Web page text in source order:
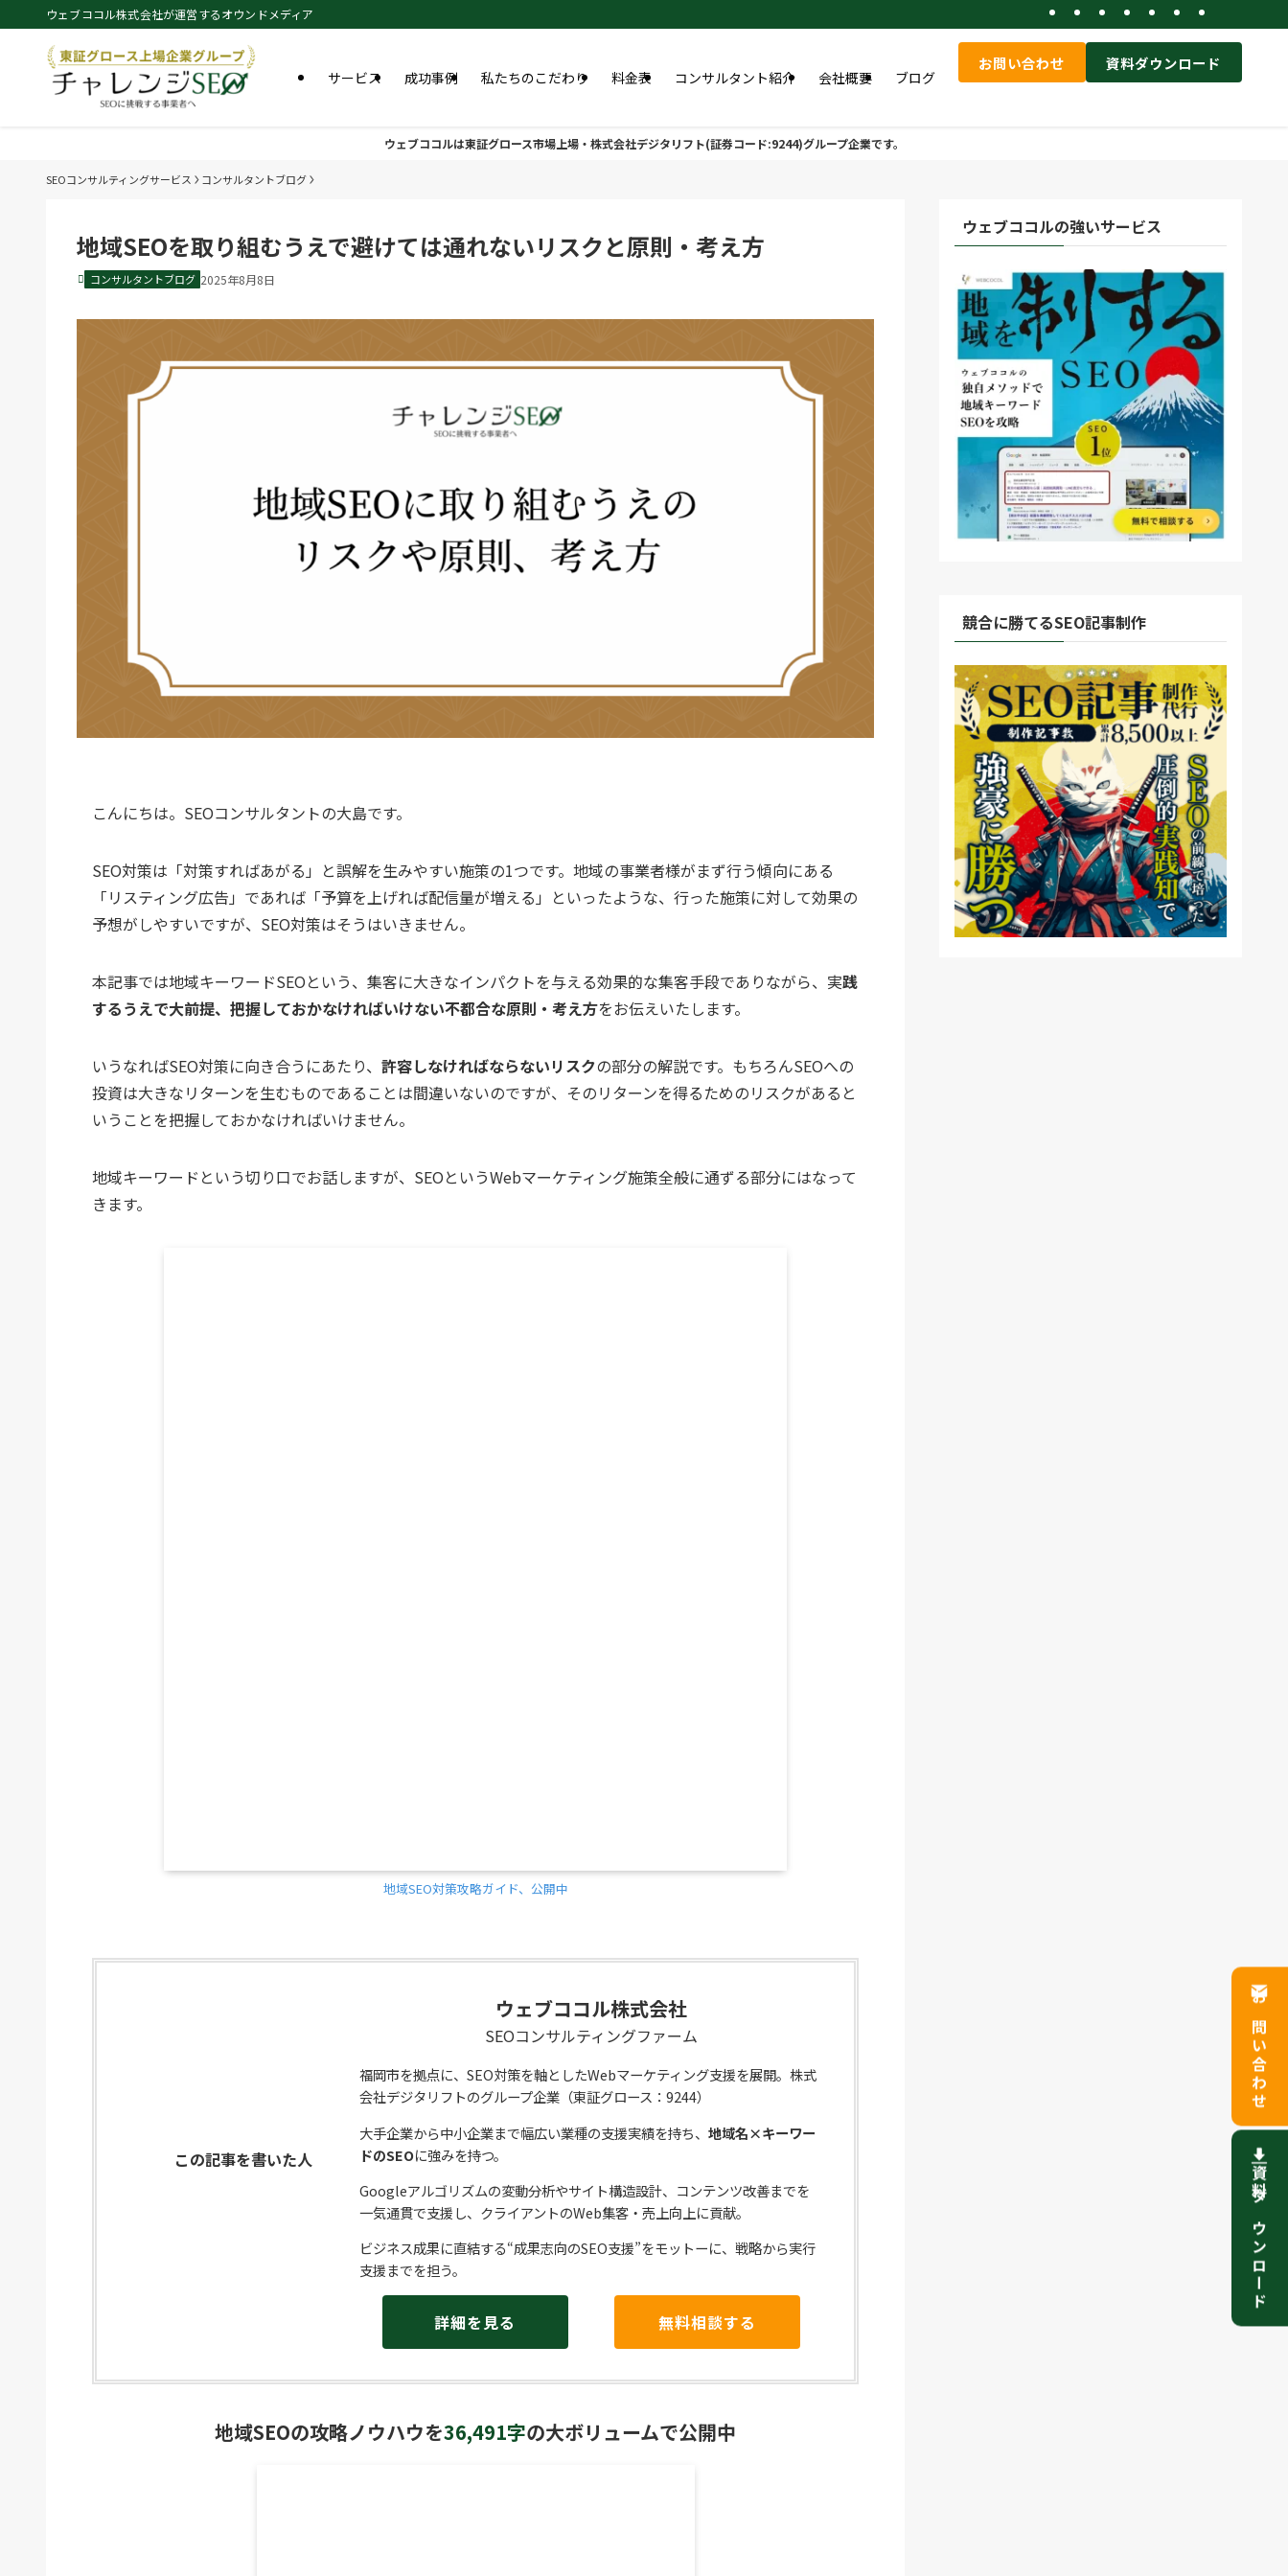
ウェブココル株式会社が運営するオウンドメディア
サービス 成功事例 私たちのこだわり 料金表 コンサルタント紹介 会社概要 ブログ
お問い合わせ 資料ダウンロード
ウェブココルは東証グロース市場上場・株式会社デジタリフト(証券コード:9244)グループ企業です。
SEOコンサルティングサービス コンサルタントブログ
地域SEOを取り組むうえで避けては通れないリスクと原則・考え方
コンサルタントブログ 2025年8月8日
こんにちは。SEOコンサルタントの大島です。
SEO対策は「対策すればあがる」と誤解を生みやすい施策の1つです。地域の事業者様がまず行う傾向にある
「リスティング広告」であれば「予算を上げれば配信量が増える」といったような、行った施策に対して効果の
予想がしやすいですが、SEO対策はそうはいきません。
本記事では地域キーワードSEOという、集客に大きなインパクトを与える効果的な集客手段でありながら、実践
するうえで大前提、把握しておかなければいけない不都合な原則・考え方をお伝えいたします。
いうなればSEO対策に向き合うにあたり、 許容しなければならないリスクの部分の解説です。もちろんSEOへの
投資は大きなリターンを生むものであることは間違いないのですが、そのリターンを得るためのリスクがあると
いうことを把握しておかなければいけません。
地域キーワードという切り口でお話しますが、SEOというWebマーケティング施策全般に通ずる部分にはなって
きます。
地域SEO対策攻略ガイド、公開中
この記事を書いた人
ウェブココル株式会社
SEOコンサルティングファーム
福岡市を拠点に、SEO対策を軸としたWebマーケティング支援を展開。株式
会社デジタリフトのグループ企業（東証グロース：9244）
大手企業から中小企業まで幅広い業種の支援実績を持ち、 地域名×キーワー
ドのSEOに強みを持つ。
Googleアルゴリズムの変動分析やサイト構造設計、コンテンツ改善までを
一気通貫で支援し、クライアントのWeb集客・売上向上に貢献。
ビジネス成果に直結する“成果志向のSEO支援”をモットーに、戦略から実行
支援までを担う。
詳細を見る 無料相談する
地域SEOの攻略ノウハウを36,491字の大ボリュームで公開中
ウェブココルの強いサービス
競合に勝てるSEO記事制作
お問い合わせ
資料ダウンロード